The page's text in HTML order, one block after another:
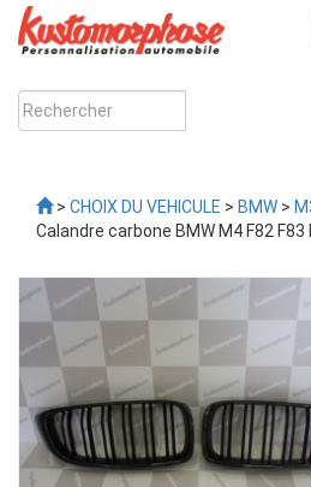
> CHOIX DU VEHICULE > BMW >
Calandre carbone BMW M4 F82 F83